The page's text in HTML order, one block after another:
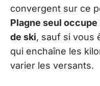
convergent sur ce
Plagne seul
de ski, sauf si vous
qui enchaîne les
varier les versants.